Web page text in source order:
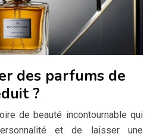
des parfums de
?
de beauté incontournable qui
et de laisser une